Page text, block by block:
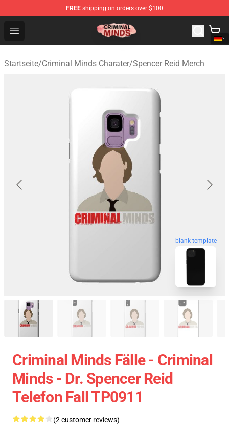
FREE shipping on orders over $100
Open menu
Criminal Minds Shop - Official Criminal Minds
Startseite/Criminal Minds Charater/Spencer Reid Merch
blank template
Criminal Minds Fälle - Criminal
Minds - Dr. Spencer Reid
Telefon Fall TP0911
(2 customer reviews)